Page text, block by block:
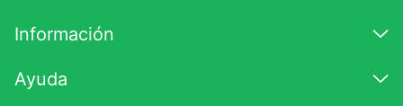
★★★
Información
Ayuda